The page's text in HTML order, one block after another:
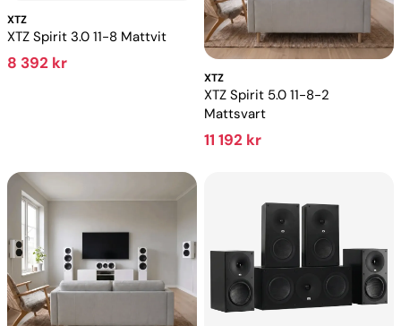
XTZ
XTZ Spirit 3.0 11-8 Mattvit
8 392 kr
XTZ
XTZ Spirit 5.0 11-8-2
Mattsvart
11 192 kr